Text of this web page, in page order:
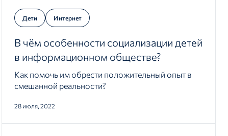
Дети Интернет
В чём особенности социализации детей
в информационном обществе?
Как помочь им обрести положительный опыт в
смешанной реальности?
28 июля, 2022